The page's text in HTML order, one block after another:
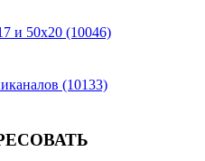
и 50х20 (10046)
(10133)